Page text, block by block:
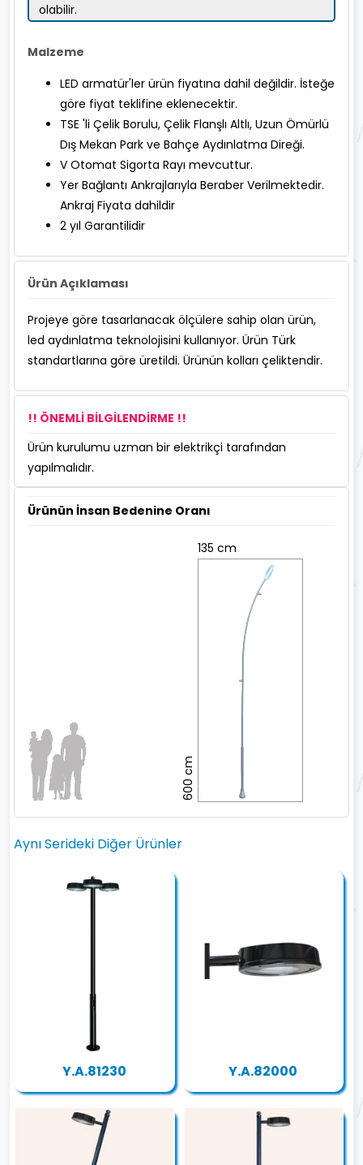
olabilir.
Malzeme
LED armatür'ler ürün fiyatına dahil değildir. İsteğe
göre fiyat teklifine eklenecektir.
TSE 'li Çelik Borulu, Çelik Flanşlı Altlı, Uzun Ömürlü
Dış Mekan Park ve Bahçe Aydınlatma Direği.
V Otomat Sigorta Rayı mevcuttur.
Yer Bağlantı Ankrajlarıyla Beraber Verilmektedir.
Ankraj Fiyata dahildir
2 yıl Garantilidir
Ürün Açıklaması
Projeye göre tasarlanacak ölçülere sahip olan ürün,
led aydınlatma teknolojisini kullanıyor. Ürün Türk
standartlarına göre üretildi. Ürünün kolları çeliktendir.
!! ÖNEMLİ BİLGİLENDİRME !!
Ürün kurulumu uzman bir elektrikçi tarafından
yapılmalıdır.
Ürünün İnsan Bedenine Oranı
135 cm
600 cm
Aynı Serideki Diğer Ürünler
Y.A.81230 Y.A.82000